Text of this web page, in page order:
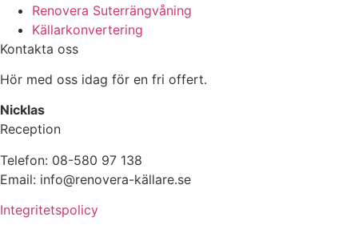
Renovera Suterrängvåning
Källarkonvertering
Kontakta oss
Hör med oss idag för en fri offert.
Nicklas
Reception
Telefon: 08-580 97 138
Email: info@renovera-källare.se
Integritetspolicy